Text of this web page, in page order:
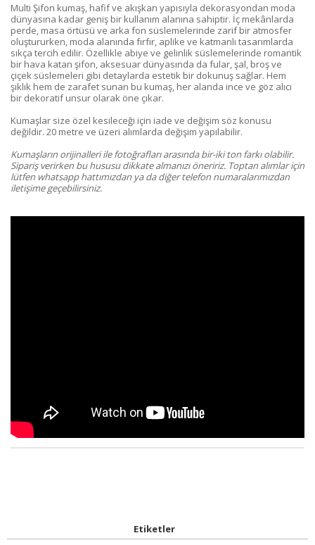
Multi Şifon kumaş, hafif ve akışkan yapısıyla dekorasyondan moda
dünyasına kadar geniş bir kullanım alanına sahiptir. İç mekânlarda
perde, masa örtüsü ve arka fon süslemelerinde zarif bir atmosfer
oluştururken, moda alanında fırfır, aplike ve katmanlı tasarımlarda
sıkça tercih edilir. Özellikle abiye ve gelinlik süslemelerinde romantik
bir hava katan şifon, aksesuar dünyasında da fular, şal, broş ve
çiçek süslemeleri gibi detaylarda estetik bir dokunuş sağlar. Hem
şıklık hem de zarafet sunan bu kumaş, her alanda ince ve göz alıcı
bir dekoratif unsur olarak öne çıkar.
Kumaşlar size özel kesileceği için iade ve değişim söz konusu
değildir. 20 metre ve üzeri alımlarda değişim yapılabilir.
Kumaşların orijinalleri ile fotoğrafları arasında bir-iki ton farkı olabilir.
Sipariş verirken bu hususu dikkate almanızı öneririz. Toptan alımlar için
lütfen whatsapp hattımızdan ya da diğer telefon numaralarımızdan
iletişime geçebilirsiniz.
Etiketler